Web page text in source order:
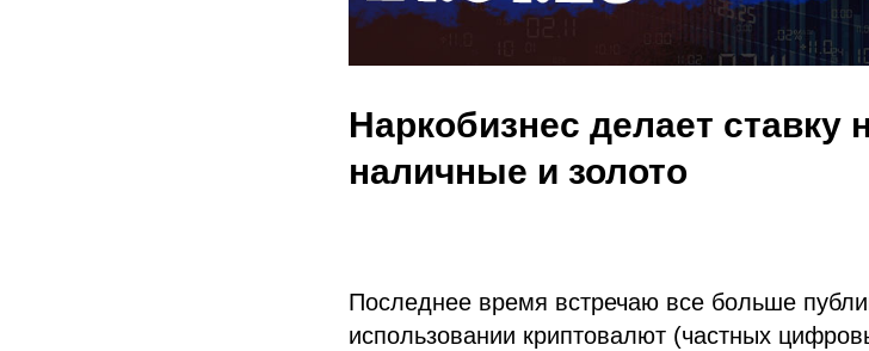
Наркобизнес делает ставку
наличные и золото
Последнее время встречаю все больше
использовании криптовалют (частных